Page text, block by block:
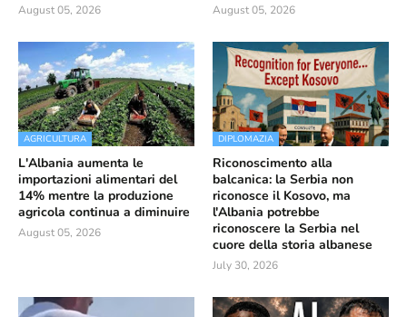
August 05, 2026 August 05, 2026
AGRICULTURA
L'Albania aumenta le
importazioni alimentari del
14% mentre la produzione
agricola continua a diminuire
August 05, 2026
DIPLOMAZIA
Riconoscimento alla
balcanica: la Serbia non
riconosce il Kosovo, ma
l'Albania potrebbe
riconoscere la Serbia nel
cuore della storia albanese
July 30, 2026